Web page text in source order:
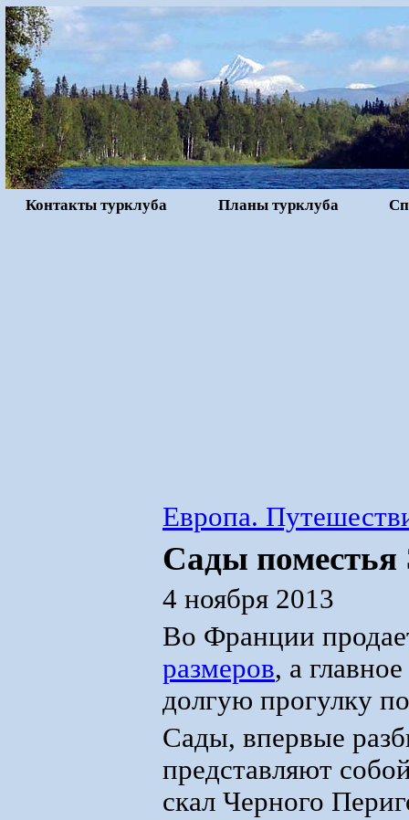
Контакты турклуба Планы турклуба
Европа.
Сады
4 ноября 2013
Во Франции
размеров, а
долгую прогулку
Сады, впервые
представляют
скал Черного